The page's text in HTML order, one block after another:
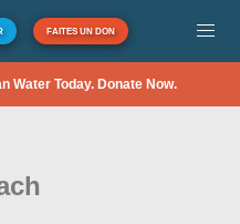
FAITES UN DON
Water Today. Donate Now.